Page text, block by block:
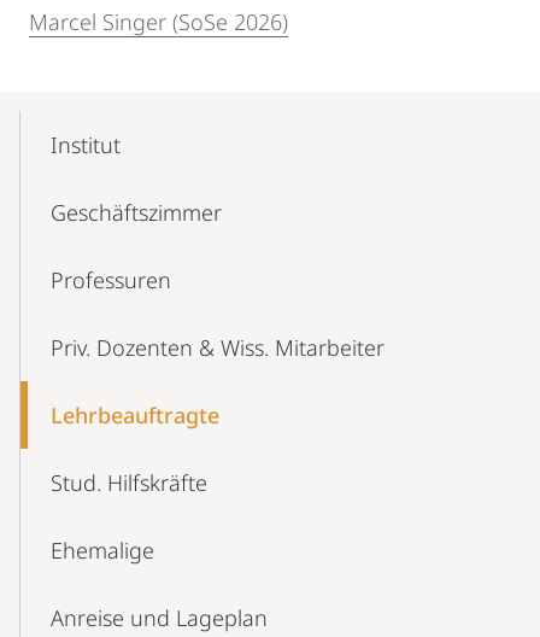
Marcel Singer (SoSe 2026)
Navigation
Institut
Geschäftszimmer
Professuren
Priv. Dozenten & Wiss. Mitarbeiter
Lehrbeauftragte
Stud. Hilfskräfte
Ehemalige
Anreise und Lageplan